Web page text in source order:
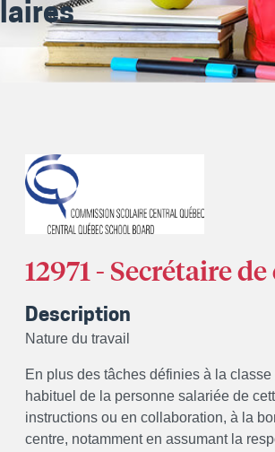
12971 - Secrétaire
Description
Nature du travail
En plus des tâches définies à la
habituel de la personne salariée de
instructions ou en collaboration, à la
centre, notamment en assumant la